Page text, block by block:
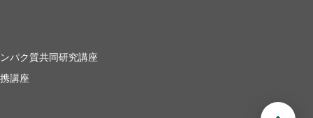
パク質共同研究講座
講座